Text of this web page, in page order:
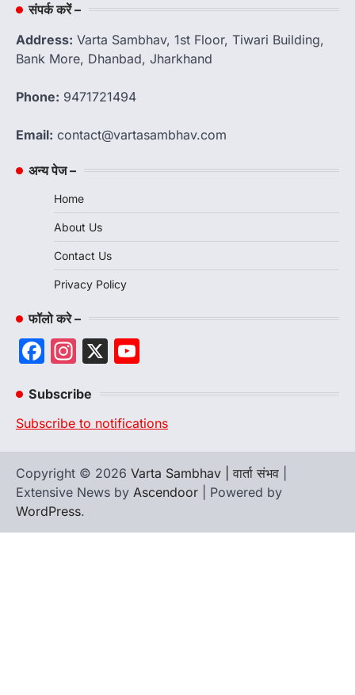
संपर्क करें –
Address: Varta Sambhav, 1st Floor, Tiwari Building,
Bank More, Dhanbad, Jharkhand
Phone: 9471721494
Email: contact@vartasambhav.com
अन्य पेज –
Home
About Us
Contact Us
Privacy Policy
फॉलो करे –
Facebook
Instagram
X
Subscribe
Subscribe to notifications
Copyright © 2026 Varta Sambhav | वार्ता संभव
Extensive News by Ascendoor | Powered by
WordPress.